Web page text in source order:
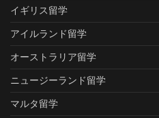
イギリス留学
アイルランド留学
オーストラリア留学
ニュージーランド留学
マルタ留学